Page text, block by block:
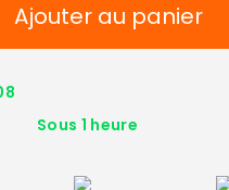
Ajouter au panier
Sous 1 heure